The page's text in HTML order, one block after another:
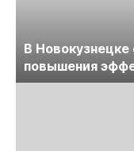
В
повышения
предприятий